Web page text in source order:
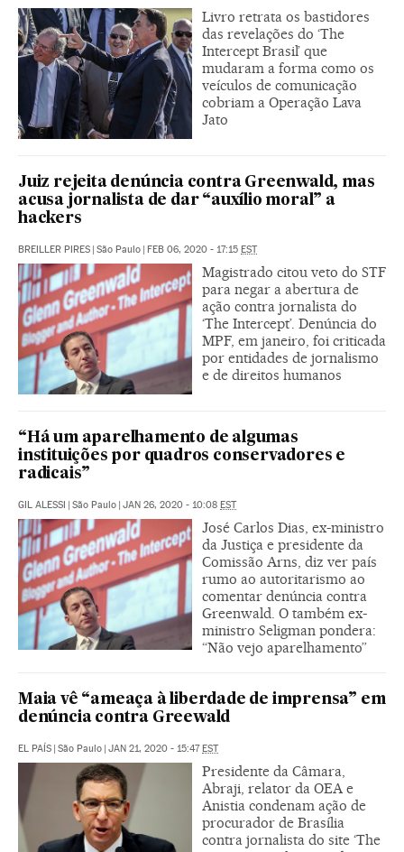
Livro retrata os bastidores
das revelações do ‘The
Intercept Brasil’ que
mudaram a forma como os
veículos de comunicação
cobriam a Operação Lava
Jato
Juiz rejeita denúncia contra Greenwald, mas
acusa jornalista de dar “auxílio moral” a
hackers
BREILLER PIRES São Paulo FEB 06, 2020 - 17:15 EST
Magistrado citou veto do STF
para negar a abertura de
ação contra jornalista do
‘The Intercept’. Denúncia do
MPF, em janeiro, foi criticada
por entidades de jornalismo
e de direitos humanos
“Há um aparelhamento de algumas
instituições por quadros conservadores e
radicais”
GIL ALESSI | São Paulo | JAN 26, 2020 - 10:08 EST
José Carlos Dias, ex-ministro
da Justiça e presidente da
Comissão Arns, diz ver país
rumo ao autoritarismo ao
comentar denúncia contra
Greenwald. O também ex-
ministro Seligman pondera:
“Não vejo aparelhamento”
Maia vê “ameaça à liberdade de imprensa” em
denúncia contra Greewald
EL PAÍS | São Paulo | JAN 21, 2020 - 15:47EST
Presidente da Câmara,
Abraji, relator da OEA e
Anistia condenam ação de
procurador de Brasília
contra jornalista do site ‘The